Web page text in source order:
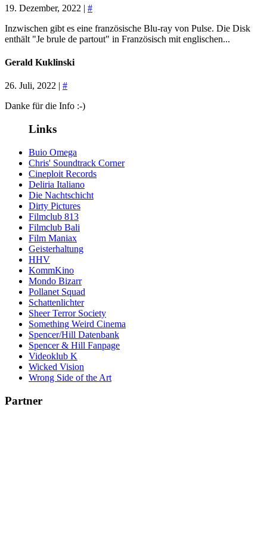
19. Dezember, 2022 | #
Inzwischen gibt es eine französische Blu-ray von Pulse. Die Disk
enthält "Je brule de partout" in Französisch mit englischen...
Gerald Kuklinski
26. Juli, 2022 | #
Danke für die Info :-)
Links
Buio Omega
Chris' Soundtrack Corner
Cineploit Records
Deliria Italiano
Die Nachtschicht
Dirty Pictures
Filmclub 813
Filmclub Bali
Film Maniax
Geisterhaltung
HHV
KommKino
Mondo Bizarr
Pollanet Squad
Schattenlichter
Sheer Terror Society
Something Weird Cinema
Spencer/Hill Datenbank
Spencer & Hill Fanpage
Videoklub K
Wicked Vision
Wrong Side of the Art
Partner